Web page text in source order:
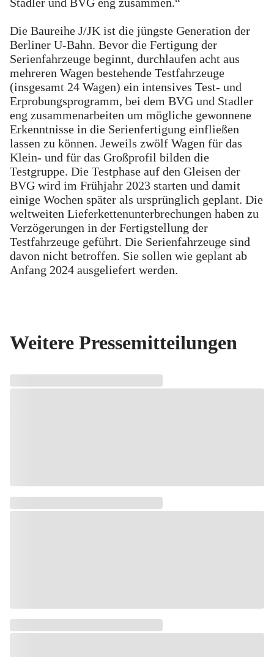
Die Baureihe J/JK ist die jüngste Generation der
Berliner U-Bahn. Bevor die Fertigung der
Serienfahrzeuge beginnt, durchlaufen acht aus
mehreren Wagen bestehende Testfahrzeuge
(insgesamt 24 Wagen) ein intensives Test- und
Erprobungsprogramm, bei dem BVG und Stadler
eng zusammenarbeiten um mögliche gewonnene
Erkenntnisse in die Serienfertigung einfließen
lassen zu können. Jeweils zwölf Wagen für das
Klein- und für das Großprofil bilden die
Testgruppe. Die Testphase auf den Gleisen der
BVG wird im Frühjahr 2023 starten und damit
einige Wochen später als ursprünglich geplant. Die
weltweiten Lieferkettenunterbrechungen haben zu
Verzögerungen in der Fertigstellung der
Testfahrzeuge geführt. Die Serienfahrzeuge sind
davon nicht betroffen. Sie sollen wie geplant ab
Anfang 2024 ausgeliefert werden.
Weitere Pressemitteilungen